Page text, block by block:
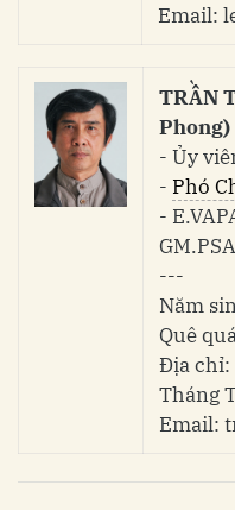
Email:
TRẦN
Phong)
- Ủy
- Phó
-
---
Năm
Quê
Địa chỉ:
Tháng
Email: